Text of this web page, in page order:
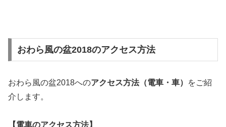
おわら風の盆2018のアクセス方法
おわら風の盆2018へのアクセス方法（電車・車）
をご紹
介します。
【電車のアクセス方法】